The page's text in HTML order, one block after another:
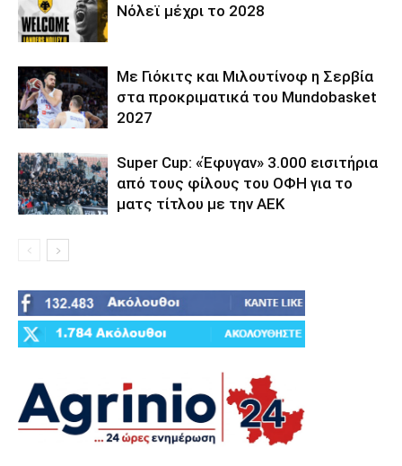
Νόλεϊ μέχρι το 2028
Με Γιόκιτς και Μιλουτίνοφ η Σερβία
στα προκριματικά του Mundobasket
2027
Super Cup: «Έφυγαν» 3.000 εισιτήρια
από τους φίλους του ΟΦΗ για το
ματς τίτλου με την ΑΕΚ